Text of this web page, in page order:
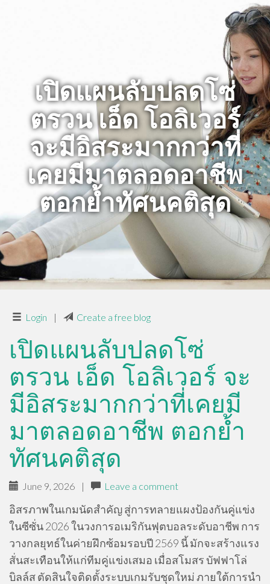
เปิดแผนลับปลดโซ่
ตรวน เอ็ด โอลิเวอร์
จะมีอิสระมากกว่าที่
เคยมีมาตลอดอาชีพ
ตอกย้ำทัศนคติสุด
Login | Create a free blog
เปิดแผนลับปลดโซ่
ตรวน เอ็ด โอลิเวอร์ จะ
มีอิสระมากกว่าที่เคยมี
มาตลอดอาชีพ ตอกย้ำ
ทัศนคติสุด
June 9, 2026 | Leave a comment
อิสรภาพในเกมนัดสำคัญ สู่การทลายแผงป้องกันคู่แข่ง
ในซีซั่น 2026 ในวงการอเมริกันฟุตบอลระดับอาชีพ การ
วางกลยุทธ์ในค่ายฝึกซ้อมรอบปี 2569 นี้ มักจะสร้างแรง
สั่นสะเทือนให้แก่ทีมคู่แข่งเสมอ เมื่อสโมสร บัฟฟาโล่
บิลล์ส ตัดสินใจติดตั้งระบบเกมรับชุดใหม่ ภายใต้การนำ